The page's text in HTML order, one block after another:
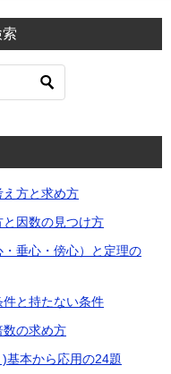
方と求め方
因数の見つけ方
垂心・傍心）と定理の
と持たない条件
数の求め方
本から応用の24題